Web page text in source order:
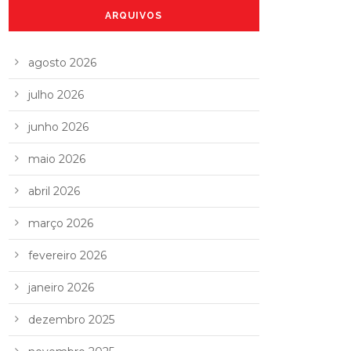
ARQUIVOS
agosto 2026
julho 2026
junho 2026
maio 2026
abril 2026
março 2026
fevereiro 2026
janeiro 2026
dezembro 2025